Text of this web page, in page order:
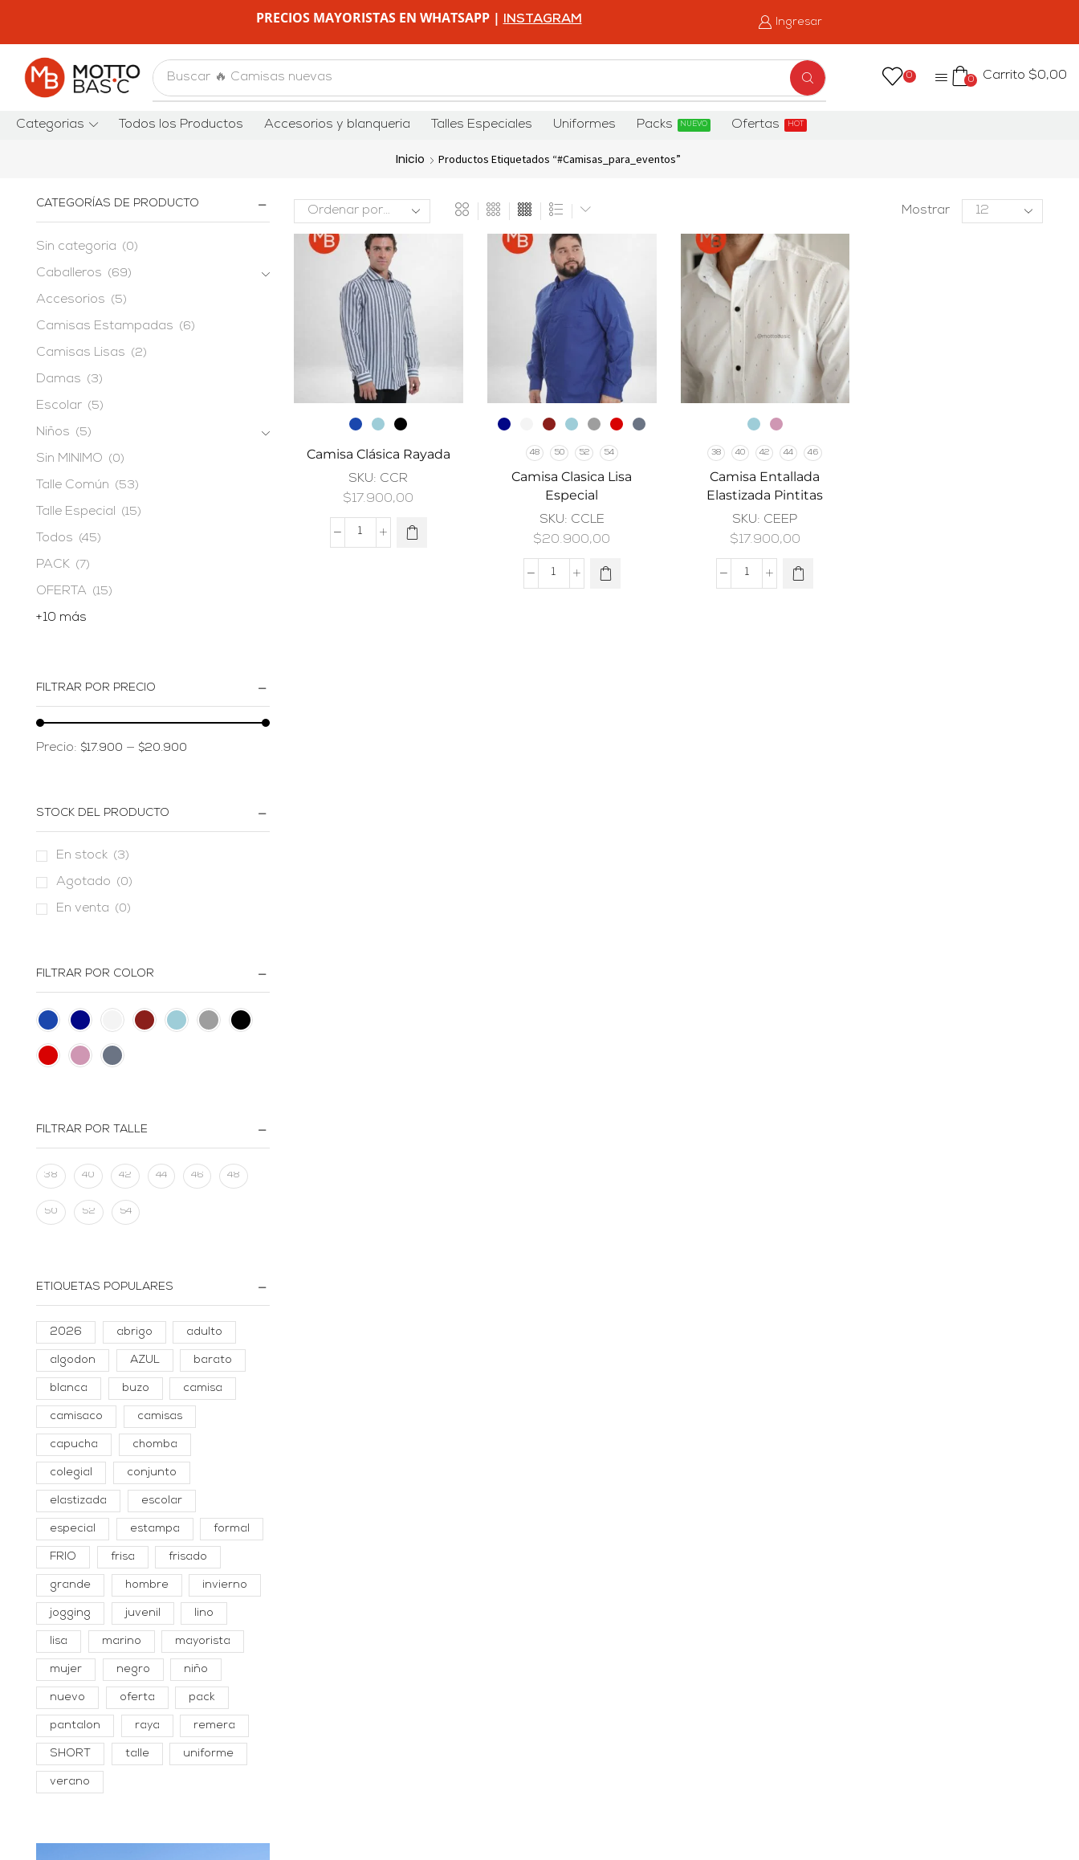
PRECIOS MAYORISTAS EN WHATSAPP | INSTAGRAM Ingresar
Buscar 🔥 Camisas nuevas 0 0 Carrito $0,00
Categorias Todos los Productos Accesorios y blanqueria Talles Especiales Uniformes Packs NUEVO Ofertas HOT
Inicio Productos Etiquetados “#camisas_para_eventos”
Mostrar
Camisa Clásica Rayada
SKU: CCR
$17.900,00
48 50 52 54
Camisa Clasica Lisa
Especial
SKU: CCLE
$20.900,00
38 40 42 44 46
Camisa Entallada
Elastizada Pintitas
SKU: CEEP
$17.900,00
CATEGORÍAS DE PRODUCTO
Sin categoria (0)
Caballeros (69)
Accesorios (5)
Camisas Estampadas (6)
Camisas Lisas (2)
Damas (3)
Escolar (5)
Niños (5)
Sin MINIMO (0)
Talle Común (53)
Talle Especial (15)
Todos (45)
PACK (7)
OFERTA (15)
+10 más
FILTRAR POR PRECIO
Precio: $17.900 — $20.900
STOCK DEL PRODUCTO
En stock (3)
Agotado (0)
En venta (0)
FILTRAR POR COLOR
FILTRAR POR TALLE
38 40 42 44 46 48
50 52 54
ETIQUETAS POPULARES
2026 abrigo adulto
algodon AZUL barato
blanca buzo camisa
camisaco camisas
capucha chomba
colegial conjunto
elastizada escolar
especial estampa formal
FRIO frisa frisado
grande hombre invierno
jogging juvenil lino
lisa marino mayorista
mujer negro niño
nuevo oferta pack
pantalon raya remera
SHORT talle uniforme
verano